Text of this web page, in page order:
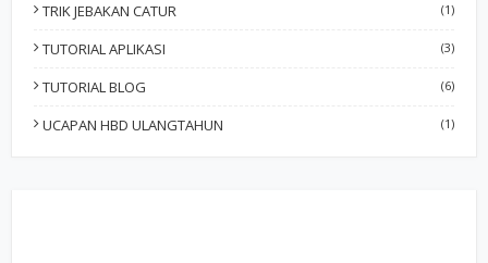
TRIK JEBAKAN CATUR (1)
TUTORIAL APLIKASI (3)
TUTORIAL BLOG (6)
UCAPAN HBD ULANGTAHUN (1)